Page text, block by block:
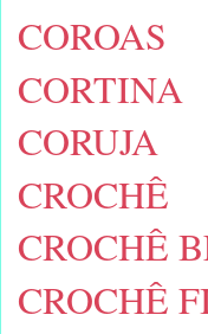
COROAS
CORTINA
CORUJA
CROCHÊ
CROCHÊ
CROCHÊ